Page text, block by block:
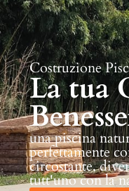
Costruzione
La tua
una piscina
perfettamente
circostante,
tutt'uno con la